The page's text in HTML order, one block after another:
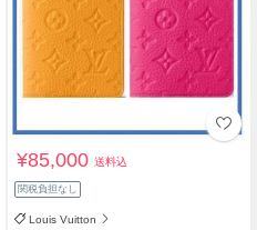
¥85,000送料込
関税負担なし
Louis Vuitton